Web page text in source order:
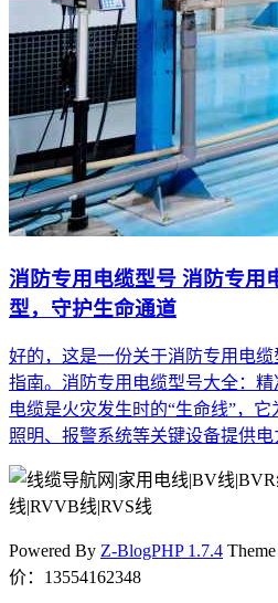
消防专用电缆型号 消防专用
型，守护生命通道
好的，这是一份关于消防专用电
指南。消防专用电缆型号大全：
电缆是火灾发生时的“生命线”，
照明、报警系统等关键设备提供电
Powered By Z-BlogPHP 1.7.4
价：13554162348